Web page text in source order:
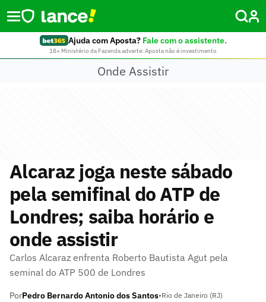
Ajuda com Aposta? Fale com o assistente.
18+ Ministério da Fazenda adverte: Aposta não é investimento
Onde Assistir
Alcaraz joga neste sábado
pela semifinal do ATP de
Londres; saiba horário e
onde assistir
Carlos Alcaraz enfrenta Roberto Bautista Agut pela
seminal do ATP 500 de Londres
PorPedro Bernardo Antonio dos Santos•Rio de Janeiro (RJ)